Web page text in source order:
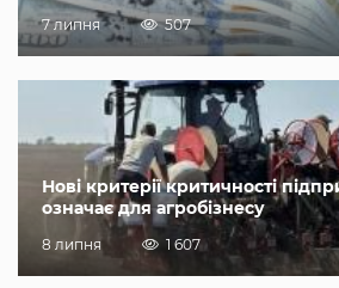
7 липня 507
Нові критерії критичності
означає для агробізнесу
8 липня 1 607